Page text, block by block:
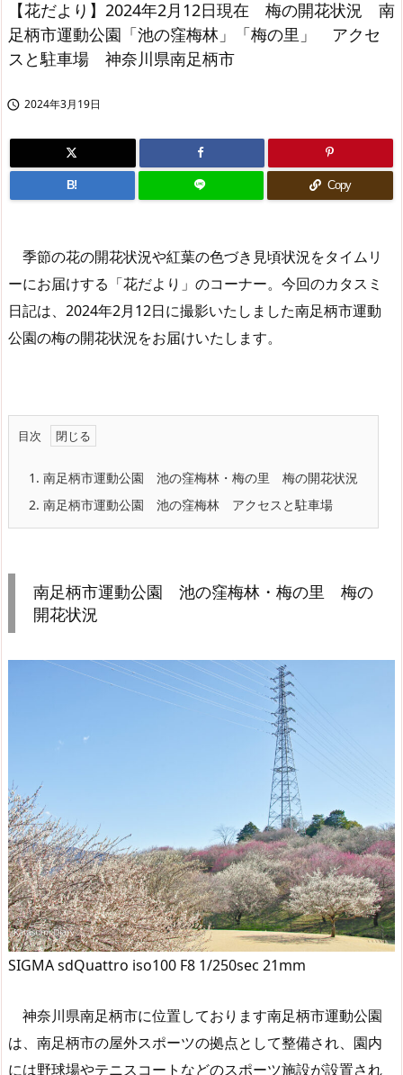
【花だより】2024年2月12日現在 梅の開花状況 南
足柄市運動公園「池の窪梅林」「梅の里」 アクセ
スと駐車場 神奈川県南足柄市
 2024年3月19日
B! Copy
季節の花の開花状況や紅葉の色づき見頃状況をタイムリ
ーにお届けする「花だより」のコーナー。今回のカタスミ
日記は、2024年2月12日に撮影いたしました南足柄市運動
公園の梅の開花状況をお届けいたします。
目次
1. 南足柄市運動公園 池の窪梅林・梅の里 梅の開花状況
2. 南足柄市運動公園 池の窪梅林 アクセスと駐車場
南足柄市運動公園 池の窪梅林・梅の里 梅の
開花状況
SIGMA sdQuattro iso100 F8 1/250sec 21mm
神奈川県南足柄市に位置しております南足柄市運動公園
は、南足柄市の屋外スポーツの拠点として整備され、園内
には野球場やテニスコートなどのスポーツ施設が設置され